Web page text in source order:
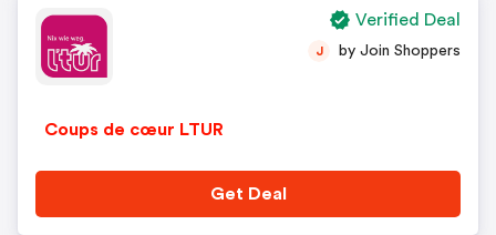
Coups de cœur LTUR
J by Join Shoppers
Get Deal
Verified Deal